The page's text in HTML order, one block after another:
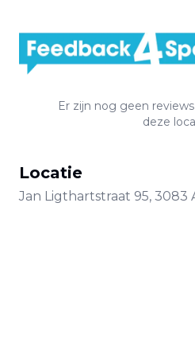
Er zijn nog geen
deze
Locatie
Jan Ligthartstraat 95, 3083